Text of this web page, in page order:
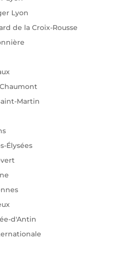
Lyon
de la Croix-Rousse
Martin
Élysées
d'Antin